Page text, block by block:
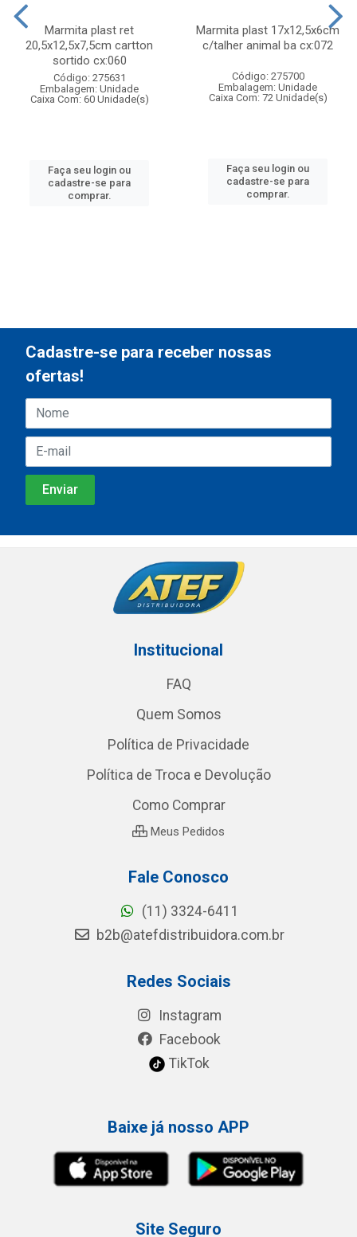
Marmita plast ret
20,5x12,5x7,5cm cartton
sortido cx:060
Código: 275631
Embalagem: Unidade
Caixa Com: 60 Unidade(s)
Faça seu login ou
cadastre-se para
comprar.
Marmita plast 17x12,5x6cm
c/talher animal ba cx:072
Código: 275700
Embalagem: Unidade
Caixa Com: 72 Unidade(s)
Faça seu login ou
cadastre-se para
comprar.
Cadastre-se para receber nossas
ofertas!
Institucional
FAQ
Quem Somos
Política de Privacidade
Política de Troca e Devolução
Como Comprar
Meus Pedidos
Fale Conosco
(11) 3324-6411
b2b@atefdistribuidora.com.br
Redes Sociais
Instagram
Facebook
TikTok
Baixe já nosso APP
Site Seguro